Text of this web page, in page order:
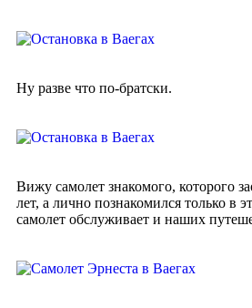
Ну разве что по-братски.
Вижу самолет знакомого, которого
лет, а лично познакомился только в
самолет обслуживает и наших